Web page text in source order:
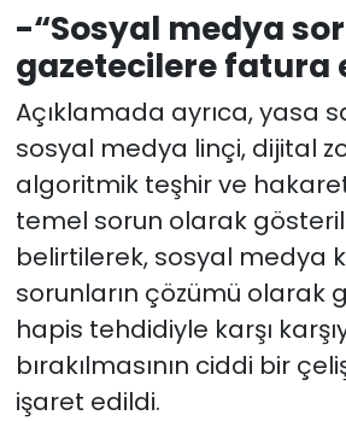
-“Sosyal medya
gazetecilere fatura
Açıklamada ayrıca, yasa
sosyal medya linçi, dijital
algoritmik teşhir ve
temel sorun olarak
belirtilerek, sosyal medya
sorunların çözümü olarak
hapis tehdidiyle karşı
bırakılmasının ciddi bir
işaret edildi.